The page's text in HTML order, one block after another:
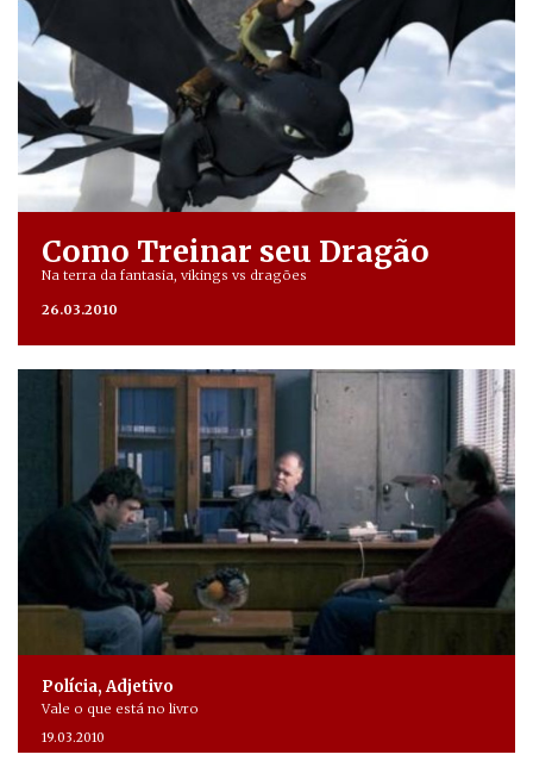
Como Treinar seu Dragão
Na terra da fantasia, vikings vs dragões
26.03.2010
Polícia, Adjetivo
Vale o que está no livro
19.03.2010